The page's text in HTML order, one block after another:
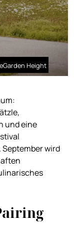
Height
und eine
September wird